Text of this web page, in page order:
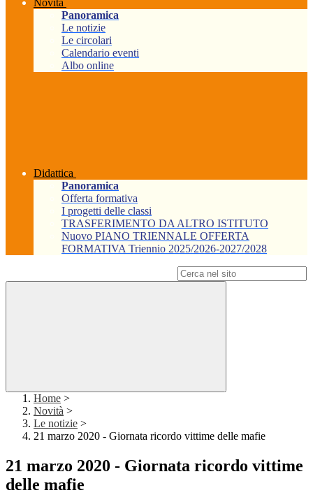
Novità
Panoramica
Le notizie
Le circolari
Calendario eventi
Albo online
Didattica
Panoramica
Offerta formativa
I progetti delle classi
TRASFERIMENTO DA ALTRO ISTITUTO
Nuovo PIANO TRIENNALE OFFERTA
FORMATIVA Triennio 2025/2026-2027/2028
Home >
Novità >
Le notizie >
21 marzo 2020 - Giornata ricordo vittime delle mafie
21 marzo 2020 - Giornata ricordo vittime
delle mafie